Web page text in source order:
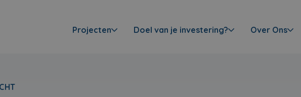
Projecten Doel van je investering? Over Ons